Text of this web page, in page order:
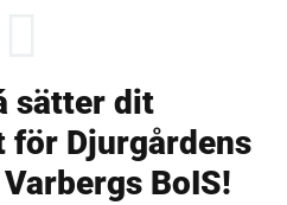
sätter dit
för Djurgårdens
BoIS!